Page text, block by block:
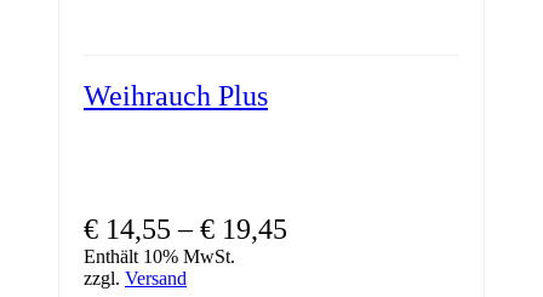
Weihrauch Plus
€ 14,55 –€ 19,45
Enthält 10% MwSt.
zzgl. Versand